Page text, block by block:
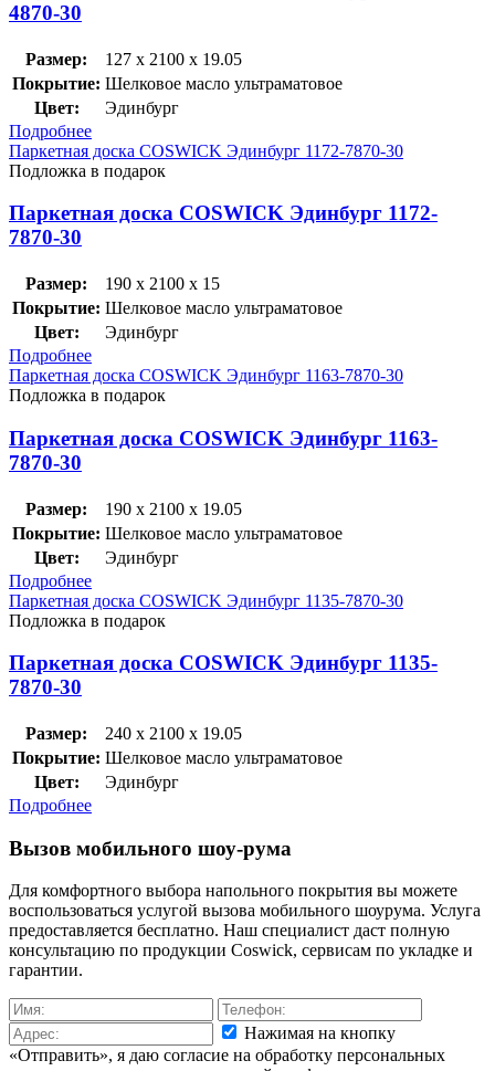
4870-30
Размер:
127 x 2100 x 19.05
Покрытие: Шелковое масло ультраматовое
Цвет:
Эдинбург
Подробнее
Паркетная доска COSWICK Эдинбург 1172-7870-30
Подложка в подарок
Паркетная доска COSWICK Эдинбург 1172-
7870-30
Размер:
190 x 2100 x 15
Покрытие: Шелковое масло ультраматовое
Цвет:
Эдинбург
Подробнее
Паркетная доска COSWICK Эдинбург 1163-7870-30
Подложка в подарок
Паркетная доска COSWICK Эдинбург 1163-
7870-30
Размер:
190 x 2100 x 19.05
Покрытие: Шелковое масло ультраматовое
Цвет:
Эдинбург
Подробнее
Паркетная доска COSWICK Эдинбург 1135-7870-30
Подложка в подарок
Паркетная доска COSWICK Эдинбург 1135-
7870-30
Размер:
240 x 2100 x 19.05
Покрытие: Шелковое масло ультраматовое
Цвет:
Эдинбург
Подробнее
Вызов мобильного шоу-рума
Для комфортного выбора напольного покрытия вы можете
воспользоваться услугой вызова мобильного шоурума. Услуга
предоставляется бесплатно. Наш специалист даст полную
консультацию по продукции Coswick, сервисам по укладке и
гарантии.
Нажимая на кнопку
«Отправить», я даю согласие на обработку персональных